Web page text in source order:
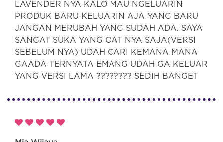
LAVENDER NYA KALO MAU NGELUARIN
PRODUK BARU KELUARIN AJA YANG BARU
JANGAN MERUBAH YANG SUDAH ADA. SAYA
SANGAT SUKA YANG OAT NYA SAJA(VERSI
SEBELUM NYA) UDAH CARI KEMANA MANA
GAADA TERNYATA EMANG UDAH GA KELUAR
YANG VERSI LAMA ???????? SEDIH BANGET